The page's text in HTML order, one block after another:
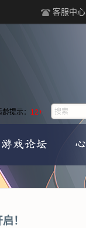
客服中心
龄提示： 12+
！